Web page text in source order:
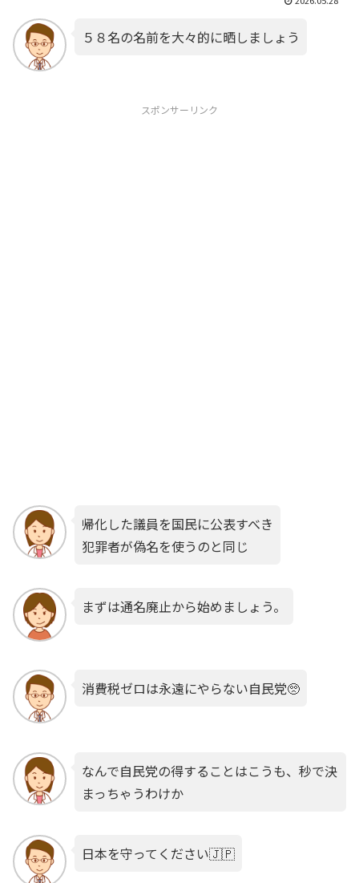
５８名の名前を大々的に晒しましょう
スポンサーリンク
帰化した議員を国民に公表すべき
犯罪者が偽名を使うのと同じ
まずは通名廃止から始めましょう。
消費税ゼロは永遠にやらない自民党🥺
なんで自民党の得することはこうも、秒で決
まっちゃうわけか
日本を守ってください🇯🇵